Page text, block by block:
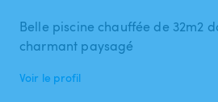
Belle piscine chauffée de 32m2
charmant paysagé
Voir le profil